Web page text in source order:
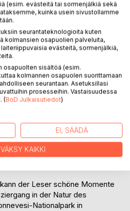
ein Gedichtbuch, das uns die
Gedichtauszüge von Eino
der Landschaften des
von Sanna Korhonen.
unser Wohlbefinden und
Wirkung der Natur erholen sich
Natur einmal gerade nicht
doch diese Erfahrungen aus
oder durch Bilder und
der Leser schöne Momente
in der Natur des
Nationalpark in
(esim. evästeitä tai sormenjälkiä sekä
kuinka usein sivustollamme
seurantateknologioita kuten
kolmansien osapuolien palveluita,
evästeitä, sormenjälkiä,
osapuolten sisältöä (esim.
kolmannen osapuolen suorittamaan
seurantaan. Asetuksillasi
prosesseihin. Vastaisuudessa
(BoD Julkaisutiedot)
EI, SÄÄDÄ
KAIKKI